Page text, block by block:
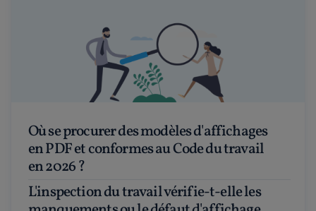
Où se procurer des modèles d'affichages
en PDF et conformes au Code du travail
en 2026 ?
L'inspection du travail vérifie-t-elle les